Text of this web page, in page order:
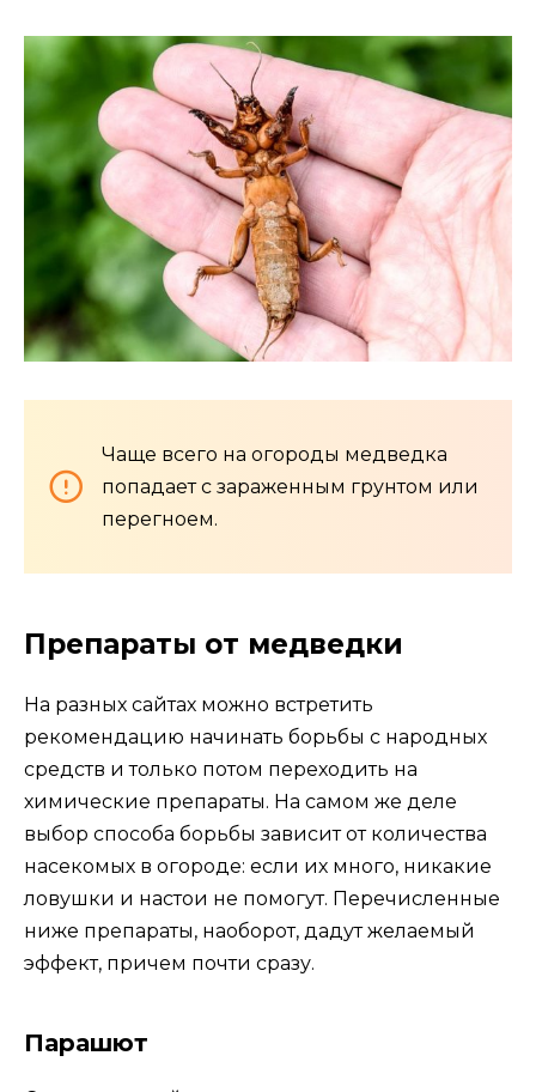
Чаще всего на огороды медведка
попадает с зараженным грунтом или
перегноем.
Препараты от медведки
На разных сайтах можно встретить
рекомендацию начинать борьбы с народных
средств и только потом переходить на
химические препараты. На самом же деле
выбор способа борьбы зависит от количества
насекомых в огороде: если их много, никакие
ловушки и настои не помогут. Перечисленные
ниже препараты, наоборот, дадут желаемый
эффект, причем почти сразу.
Парашют